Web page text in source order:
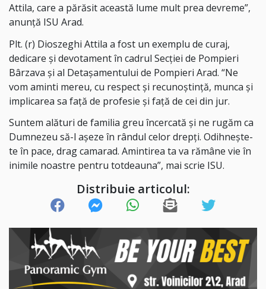
Attila, care a părăsit această lume mult prea devreme”,
anunță ISU Arad.
Plt. (r) Dioszeghi Attila a fost un exemplu de curaj,
dedicare și devotament în cadrul Secției de Pompieri
Bârzava și al Detașamentului de Pompieri Arad. “Ne
vom aminti mereu, cu respect și recunoștință, munca și
implicarea sa față de profesie și față de cei din jur.
Suntem alături de familia greu încercată și ne rugăm ca
Dumnezeu să-l așeze în rândul celor drepți. Odihnește-
te în pace, drag camarad. Amintirea ta va rămâne vie în
inimile noastre pentru totdeauna”, mai scrie ISU.
Distribuie articolul: